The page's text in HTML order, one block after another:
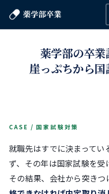
薬学部の卒業
崖っぷちから
CASE / 国家試験対策
就職先はすでに決まって
ず、その年は国家試験を受
その結果、会社から突き